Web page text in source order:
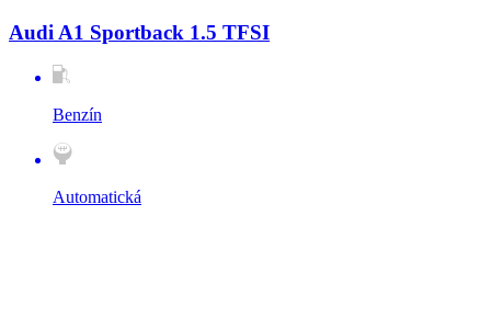
Audi A1 Sportback 1.5 TFSI
Benzín
Automatická